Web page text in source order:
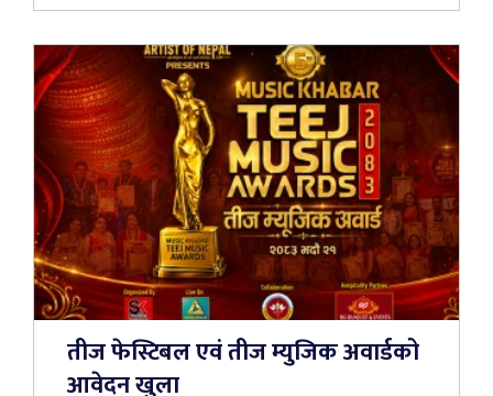
तीज फेस्टिबल एवं तीज म्युजिक अवार्डको
आवेदन खुला